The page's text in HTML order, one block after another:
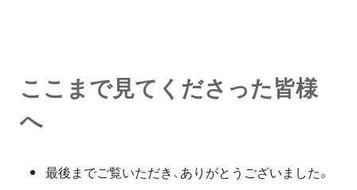
ここまで見てくださった皆様
へ
最後までご覧いただき、ありがとうございました。